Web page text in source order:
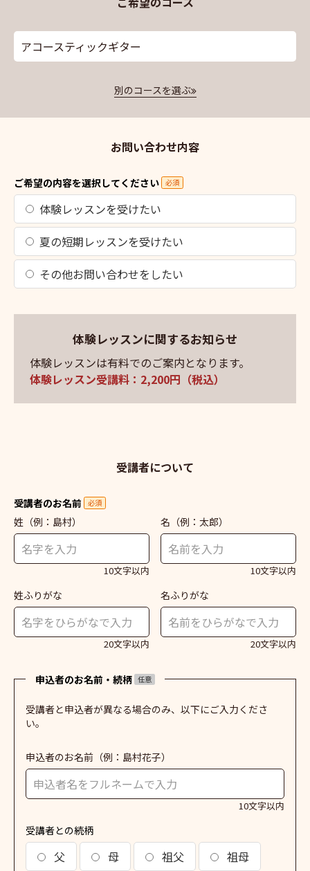
アコースティックギター
別のコースを選ぶ
お問い合わせ内容
ご希望の内容を選択してください 必須
体験レッスンを受けたい
夏の短期レッスンを受けたい
その他お問い合わせをしたい
体験レッスンに関するお知らせ
体験レッスンは有料でのご案内となります。
体験レッスン受講料：2,200円（税込）
受講者について
受講者のお名前 必須
姓 （例：島村）
10文字以内
名 （例：太郎）
10文字以内
姓ふりがな
20文字以内
名ふりがな
20文字以内
申込者のお名前・続柄 任意
受講者と申込者が異なる場合のみ、以下にご入力くださ
い。
申込者のお名前 （例：島村花子）
10文字以内
受講者との続柄
父 母 祖父
祖母